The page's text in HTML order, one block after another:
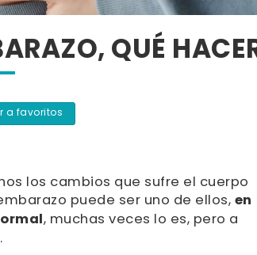
QUÉ
a favoritos
los cambios que sufre el cuerpo
puede ser uno de ellos,en
, muchas veces lo es, pero a